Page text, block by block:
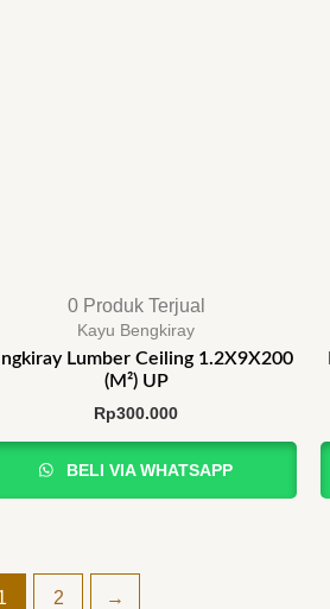
0 Produk Terjual
Kayu Bengkiray
Lumber Ceiling 1.2X9X200
(M²) UP
Rp300.000
BELI VIA WHATSAPP
2 →